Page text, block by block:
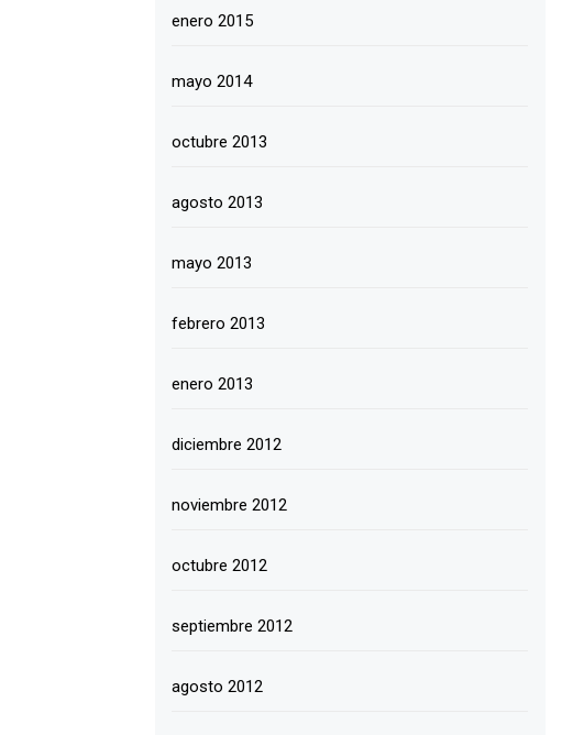
enero 2015
mayo 2014
octubre 2013
agosto 2013
mayo 2013
febrero 2013
enero 2013
diciembre 2012
noviembre 2012
octubre 2012
septiembre 2012
agosto 2012